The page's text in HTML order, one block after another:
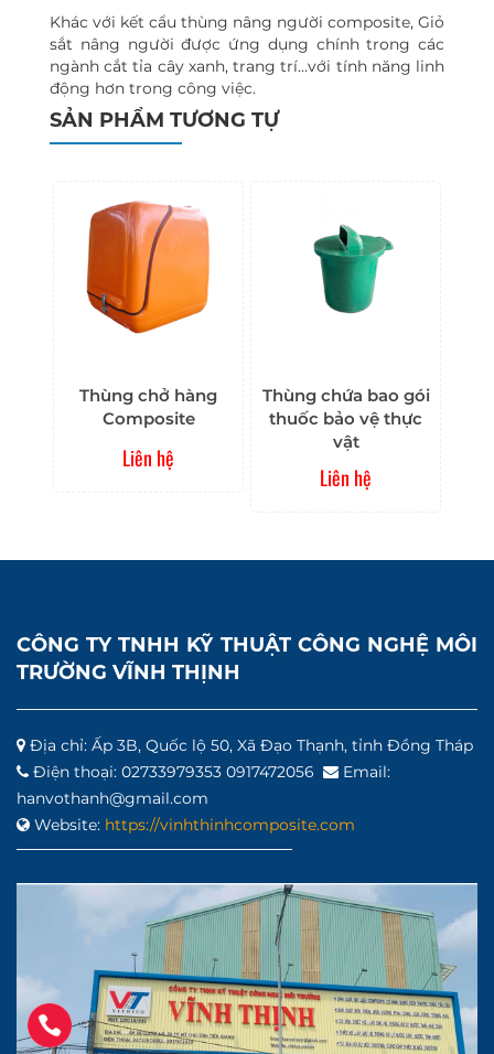
Khác với kết cẩu thùng nâng người composite, Giỏ
sắt nâng người được ứng dụng chính trong các
ngành cắt tỉa cây xanh, trang trí…với tính năng linh
động hơn trong công việc.
SẢN PHẨM TƯƠNG TỰ
Thùng chở hàng
Composite
Liên hệ
Thùng chứa bao gói
thuốc bảo vệ thực
vật
Liên hệ
CÔNG TY TNHH KỸ THUẬT CÔNG NGHỆ MÔI
TRƯỜNG VĨNH THỊNH
Địa chỉ: Ấp 3B, Quốc lộ 50, Xã Đạo Thạnh, tỉnh Đồng Tháp
Điện thoại: 02733979353 0917472056
Email:
hanvothanh@gmail.com
Website: https://vinhthinhcomposite.com